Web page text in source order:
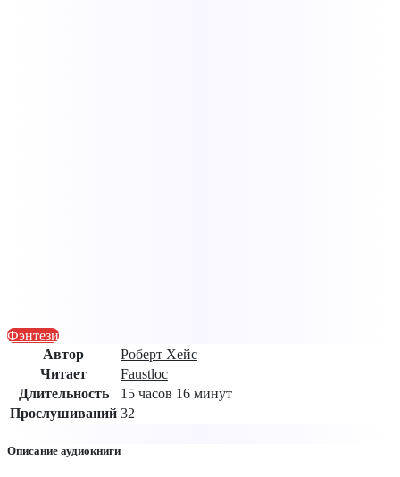
Фэнтези
Автор
Роберт Хейс
Читает
Faustloc
Длительность
15 часов 16 минут
Прослушиваний 32
Описание аудиокниги